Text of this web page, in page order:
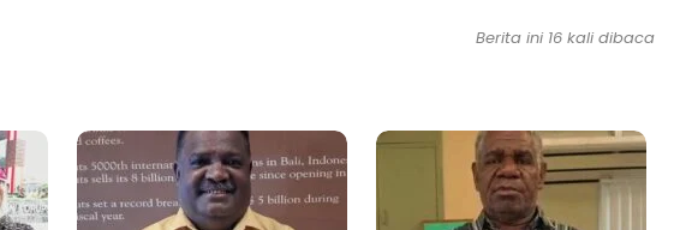
Berita ini 16 kali dibaca